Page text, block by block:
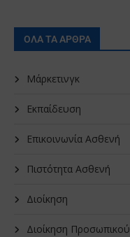
ΟΛΑ ΤΑ ΑΡΘΡΑ
Μάρκετινγκ
Εκπαίδευση
Επικοινωνία Ασθενή
Πιστότητα Ασθενή
Διοίκηση
Διοίκηση Προσωπικού